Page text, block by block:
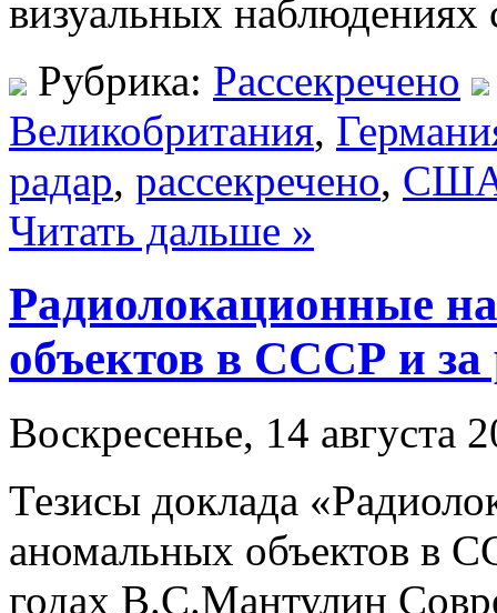
визуальных
Рубрика: Рассекречено
Великобритания,
радар, рассекречено,
Читать дальше »
Радиолокационные
объектов в СССР и за
Воскресенье, 14 августа
Тезисы доклада
аномальных объектов в
годах В.С.Мантулин